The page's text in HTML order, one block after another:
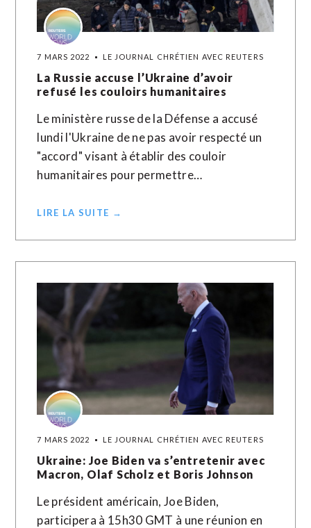
7 MARS 2022 LE JOURNAL CHRÉTIEN AVEC REUTERS
La Russie accuse l’Ukraine d’avoir
refusé les couloirs humanitaires
Le ministère russe de la Défense a accusé
lundi l'Ukraine de ne pas avoir respecté un
"accord" visant à établir des couloir
humanitaires pour permettre…
LIRE LA SUITE →
7 MARS 2022 LE JOURNAL CHRÉTIEN AVEC REUTERS
Ukraine: Joe Biden va s’entretenir avec
Macron, Olaf Scholz et Boris Johnson
Le président américain, Joe Biden,
participera à 15h30 GMT à une réunion en